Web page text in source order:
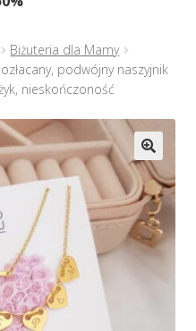
menu
menu
Biżuteria dla Mamy
podwójny naszyjnik
nieskończoność